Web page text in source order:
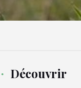
Découvrir